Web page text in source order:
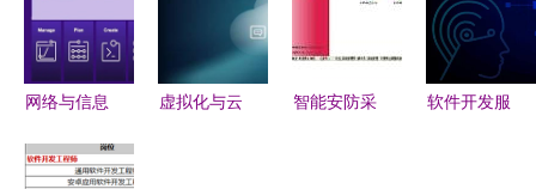
潜力股？
业舆情周报
建设,网络
推广
网络与信息
发 筑牢数
虚拟化与云
智能安防采
软件开发服